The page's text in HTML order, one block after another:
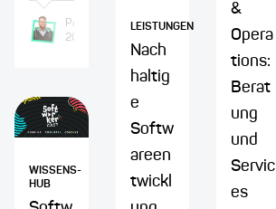
Patrick
Krings
20.10.2025
Dr. Florian
20.10.2025
WISSENS-
HUB
LEISTUNGEN
Nach
haltig
e
Softw
areen
twickl
&
Opera
tions:
Berat
ung
und
Servic
es